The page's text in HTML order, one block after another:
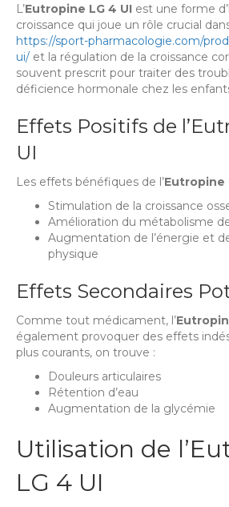
L’Eutropine LG 4 UI est une forme
croissance qui joue un rôle crucial
https://sport-pharmacologie.com/
ui/ et la régulation de la croissance
souvent prescrit pour traiter des
déficience hormonale chez les
Effets Positifs de
UI
Les effets bénéfiques de l’Eutropine
Stimulation de la croissance
Amélioration du métabolisme
Augmentation de l’énergie et
physique
Effets Secondaires
Comme tout médicament, l’
également provoquer des effets
plus courants, on trouve :
Douleurs articulaires
Rétention d’eau
Augmentation de la glycémie
Utilisation de
LG 4 UI